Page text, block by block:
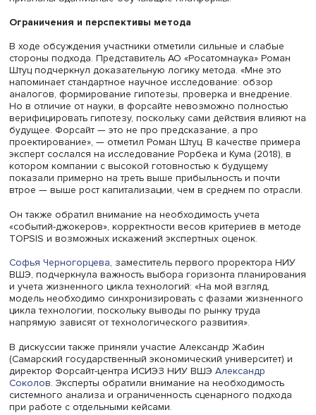
Наталия Веселитская
«Если раньше мы рассматривали возможности как
предложения, то сегодня важно понимать, какие
технологические направления за ними стоят и
они признаками технологической активности», —
Наталия Веселитская.
Патентный анализ в базе Orbit Intelligence позволил
пять технологических направлений, которые легли в
дорожной карты. Среди них — интеллектуальные
платформы для корпоративного обучения и
персонала.
Приоритизация направлений проводилась с учетом
эффекта, значимости в условиях цифровой
масштабируемости. В результате ключевым
Ограничения и перспективы метода
В ходе обсуждения участники отметили сильные и
стороны подхода. Представитель АО «Росатомнаука»